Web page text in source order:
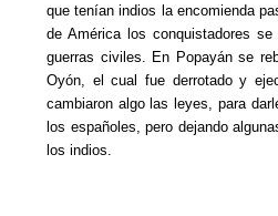
que tenían indios la encomienda
de América los conquistadores
guerras civiles. En Popayán se
Oyón, el cual fue derrotado y
cambiaron algo las leyes, para
los españoles, pero dejando
los indios.